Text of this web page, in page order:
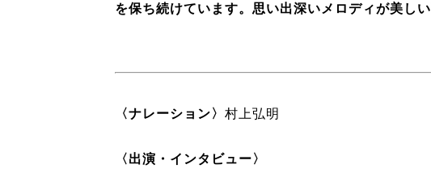
を保ち続けています。思い出深いメロディが美し
〈ナレーション〉 村上弘明
〈出演・インタビュー〉